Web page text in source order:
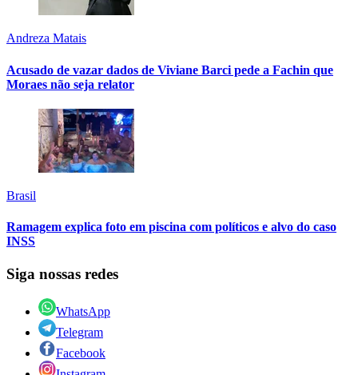
Andreza Matais
Acusado de vazar dados de Viviane Barci pede a Fachin que
Moraes não seja relator
Brasil
Ramagem explica foto em piscina com políticos e alvo do caso
INSS
Siga nossas redes
WhatsApp
Telegram
Facebook